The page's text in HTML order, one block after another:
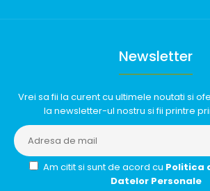
Newsletter
Vrei sa fii la curent cu ultimele noutati si
la newsletter-ul nostru si fii printre
Am citit si sunt de acord cu Politica
Datelor Personale